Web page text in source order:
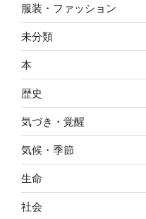
服装・ファッション
未分類
本
歴史
気づき・覚醒
気候・季節
生命
社会